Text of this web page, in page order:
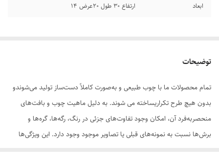
ابعاد ارتفاع ۳۰ طول ۲۰عرض ۱۴
توضیحات
تمام محصولات ما با چوب طبیعی و به‌صورت کاملاً دست‌ساز تولید می‌شوندو
بدون هیچ طرح تکراریساخته می شوند. به دلیل ماهیت چوب و بافت‌های
منحصر‌به‌فرد آن، امکان وجود تفاوت‌های جزئی در رنگ، رگه‌ها، گره‌ها و
برش‌ها نسبت به نمونه‌های قبلی یا تصاویر موجود وجود دارد. این ویژگی‌ها